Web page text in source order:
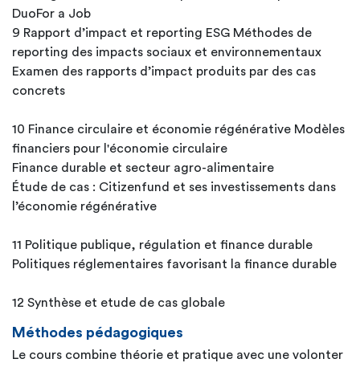
DuoFor a Job
9 Rapport d’impact et reporting ESG Méthodes de
reporting des impacts sociaux et environnementaux
Examen des rapports d’impact produits par des cas
concrets
10 Finance circulaire et économie régénérative Modèles
financiers pour l'économie circulaire
Finance durable et secteur agro-alimentaire
Étude de cas : Citizenfund et ses investissements dans
l’économie régénérative
11 Politique publique, régulation et finance durable
Politiques réglementaires favorisant la finance durable
12 Synthèse et etude de cas globale
Méthodes pédagogiques
Le cours combine théorie et pratique avec une volonter